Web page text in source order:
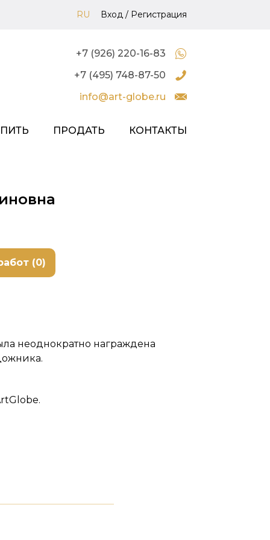
RU Вход / Регистрация
+7 (926) 220-16-83
+7 (495) 748-87-50
info@art-globe.ru
ПРОДАТЬ КОНТАКТЫ
(0)
неоднократно награждена